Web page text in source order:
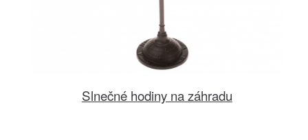
Slnečné hodiny na záhradu